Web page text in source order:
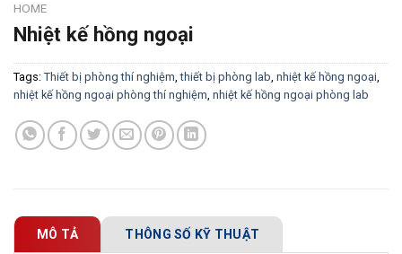
HOME
Nhiệt kế hồng ngoại
Tags: Thiết bị phòng thí nghiệm ,thiết bị phòng lab nhiệt kế hồng ngoại
nhiệt kế hồng ngoại phòng thí nghiệm nhiệt kế hồng ngoại phòng lab
MÔ TẢ THÔNG SỐ KỸ THUẬT